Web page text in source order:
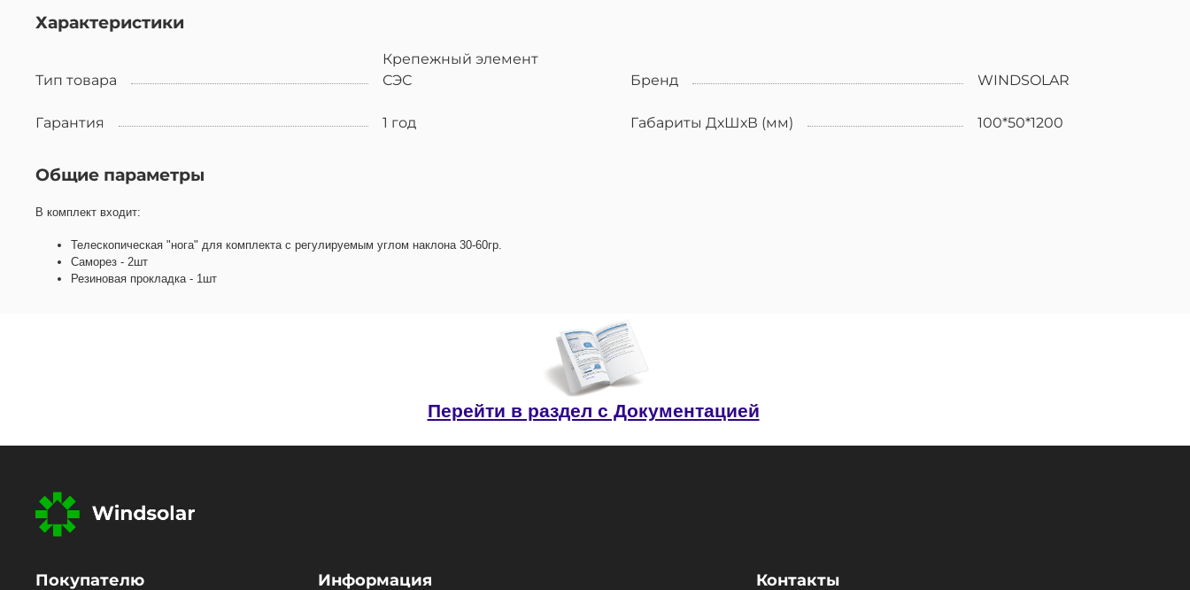
Характеристики
Тип товара
Крепежный элемент
СЭС
Бренд WINDSOLAR
Гарантия 1 год Габариты ДхШхВ (мм) 100*50*1200
Общие параметры
В комплект входит:
Телескопическая "нога" для комплекта с регулируемым углом наклона 30-60гр.
Саморез - 2шт
Резиновая прокладка - 1шт
Перейти в раздел с Документацией
Покупателю Информация
Контакты